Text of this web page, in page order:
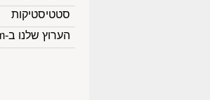
סטטיסטיקות
הערוץ שלנו ב-Telegram